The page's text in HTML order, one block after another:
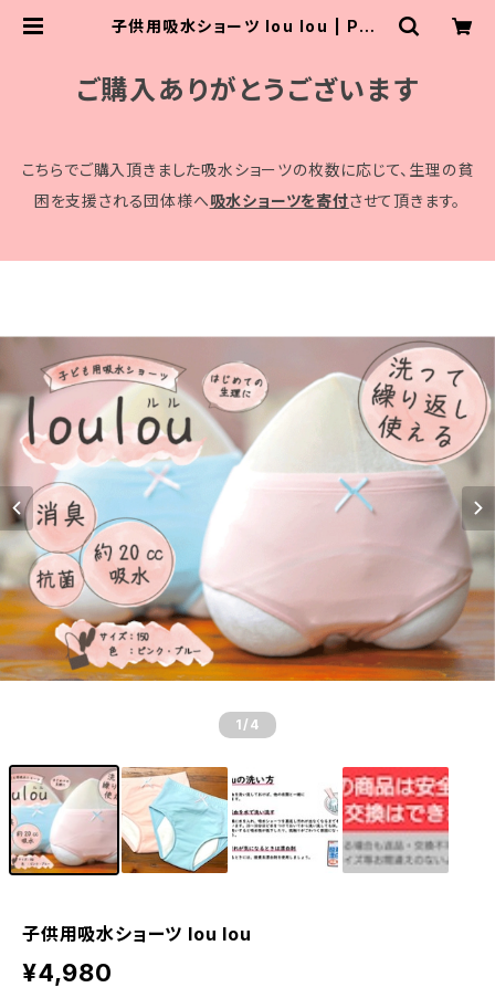
子供用吸水ショーツ lou lou | PRE
ご購入ありがとうございます
こちらでご購入頂きました吸水ショーツの枚数に応じて、生理の貧
困を支援される団体様へ吸水ショーツを寄付させて頂きます。
1 /4
子供用吸水ショーツ lou lou
¥4,980